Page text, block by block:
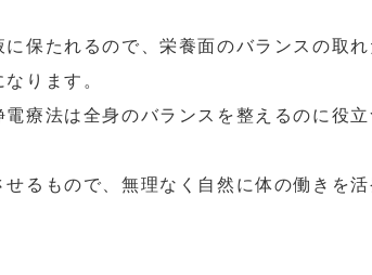
保たれるので、栄養面のバランスの取
ります。
療法は全身のバランスを整えるのに役
るもので、無理なく自然に体の働きを